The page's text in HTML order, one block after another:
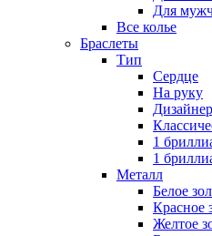
Для
Все колье
Браслеты
Тип
Сердце
На руку
1
1
Металл
Белое
Красное
Желтое